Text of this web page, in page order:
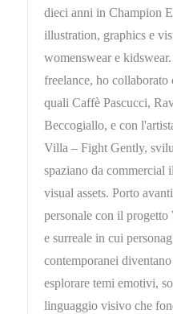
dieci anni in Champion
illustration, graphics e
womenswear e
freelance, ho collaborato
quali Caffè Pascucci,
Beccogiallo, e con
Villa – Fight Gently,
spaziano da commercial
visual assets. Porto
personale con il
e surreale in cui
contemporanei
esplorare temi emotivi,
linguaggio visivo che